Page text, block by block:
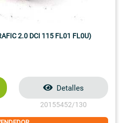
2.0 DCI 115 FL01 FL0U)
Detalles
20155452/130